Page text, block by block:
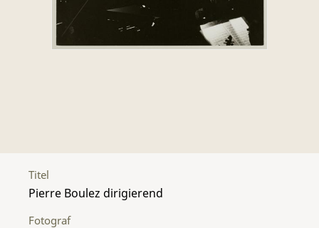
Titel
Pierre Boulez dirigierend
Fotograf